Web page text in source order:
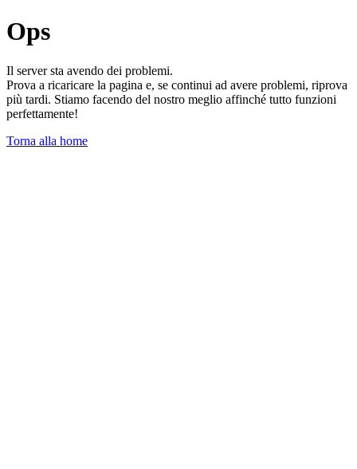
Ops
Il server sta avendo dei problemi.
Prova a ricaricare la pagina e, se continui ad avere problemi, riprova
più tardi. Stiamo facendo del nostro meglio affinché tutto funzioni
perfettamente!
Torna alla home